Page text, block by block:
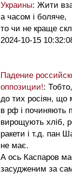
Украины: Жити
а часом і боляче,
то чи не краще
2024-10-15
Падение
оппозиции!:
до тих росіян,
в рф і починяють
вирощують хліб,
ракети і т.д. пан
не має.
А ось Каспаров
засудженим за